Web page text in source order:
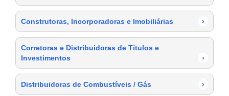
Construtoras, Incorporadoras e Imobiliárias ›
Corretoras e Distribuidoras de Títulos e
Investimentos
›
Distribuidoras de Combustíveis / Gás ›